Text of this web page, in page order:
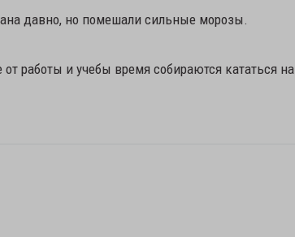
давно, но помешали сильные морозы.
работы и учебы время собираются кататься на